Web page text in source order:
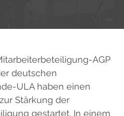
AGP
deutschen
ULA haben einen
Stärkung der
gestartet. In einem